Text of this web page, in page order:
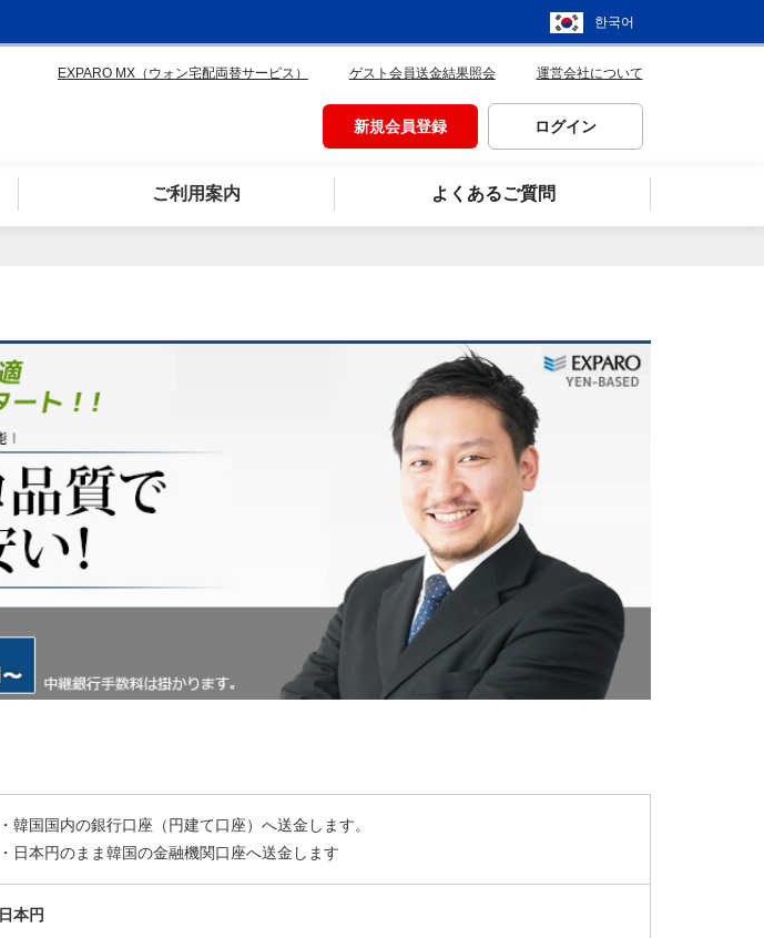
한국어
EXPARO MX（ウォン宅配両替サービス） ゲスト会員送金結果照会 運営会社について
新規会員登録 ログイン
ご利用案内 よくあるご質問
・韓国国内の銀行口座（円建て口座）へ送金します。
・日本円のまま韓国の金融機関口座へ送金します
日本円